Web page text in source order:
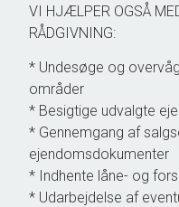
VI HJÆLPER OGSÅ
RÅDGIVNING:
* Undesøge og
områder
* Besigtige udvalgte
* Gennemgang af
ejendomsdokumenter
* Indhente låne- og
* Udarbejdelse af